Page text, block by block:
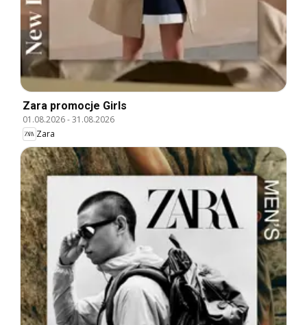
Zara promocje Girls
01.08.2026-31.08.2026
Zara